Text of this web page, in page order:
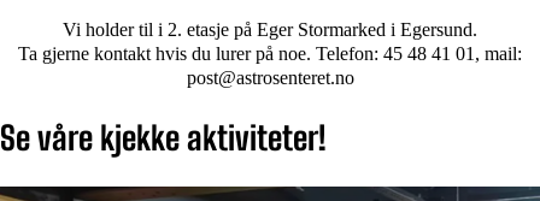
Vi holder til i 2. etasje på Eger Stormarked i Egersund.
Ta gjerne kontakt hvis du lurer på noe. Telefon: 45 48 41 01, mail:
post@astrosenteret.no
Se våre kjekke aktiviteter!